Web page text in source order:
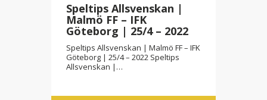
Speltips Allsvenskan |
Malmö FF – IFK
Göteborg | 25/4 – 2022
Speltips Allsvenskan | Malmö FF – IFK
Göteborg | 25/4 – 2022 Speltips
Allsvenskan |…